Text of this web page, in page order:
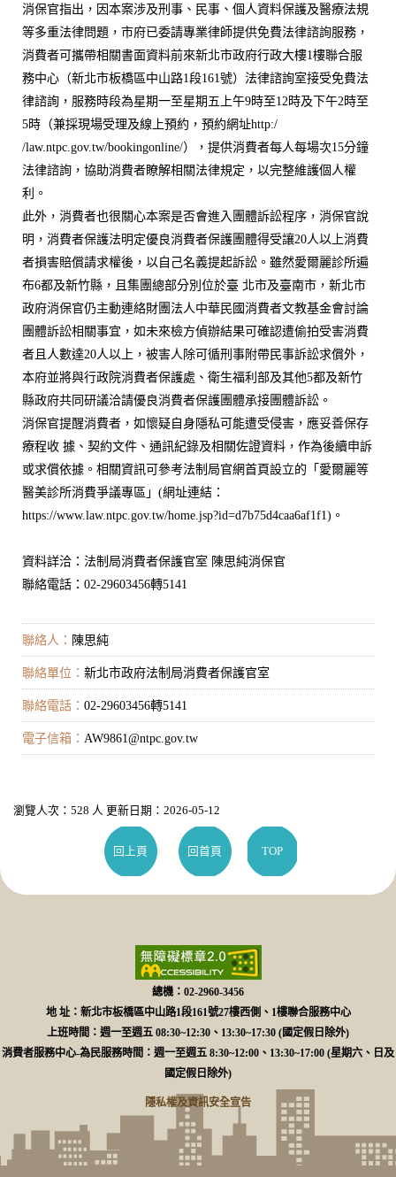
消保官指出，因本案涉及刑事、民事、個人資料保護及醫療法規
等多重法律問題，市府已委請專業律師提供免費法律諮詢服務，
消費者可攜帶相關書面資料前來新北市政府行政大樓1樓聯合服
務中心（新北市板橋區中山路1段161號）法律諮詢室接受免費法
律諮詢，服務時段為星期一至星期五上午9時至12時及下午2時至
5時（兼採現場受理及線上預約，預約網址http:/
/law.ntpc.gov.tw/bookingonline/），提供消費者每人每場次15分鐘
法律諮詢，協助消費者瞭解相關法律規定，以完整維護個人權
利。
此外，消費者也很關心本案是否會進入團體訴訟程序，消保官說
明，消費者保護法明定優良消費者保護團體得受讓20人以上消費
者損害賠償請求權後，以自己名義提起訴訟。雖然愛爾麗診所遍
布6都及新竹縣，且集團總部分別位於臺 北市及臺南市，新北市
政府消保官仍主動連絡財團法人中華民國消費者文教基金會討論
團體訴訟相關事宜，如未來檢方偵辦結果可確認遭偷拍受害消費
者且人數達20人以上，被害人除可循刑事附帶民事訴訟求償外，
本府並將與行政院消費者保護處、衛生福利部及其他5都及新竹
縣政府共同研議洽請優良消費者保護團體承接團體訴訟。
消保官提醒消費者，如懷疑自身隱私可能遭受侵害，應妥善保存
療程收 據、契約文件、通訊紀錄及相關佐證資料，作為後續申訴
或求償依據。相關資訊可參考法制局官網首頁設立的「愛爾麗等
醫美診所消費爭議專區」(網址連結：
https://www.law.ntpc.gov.tw/home.jsp?id=d7b75d4caa6af1f1)。
資料詳洽：法制局消費者保護官室 陳思純消保官
聯絡電話：02-29603456轉5141
聯絡人： 陳思純
聯絡單位： 新北市政府法制局消費者保護官室
聯絡電話： 02-29603456轉5141
電子信箱： AW9861@ntpc.gov.tw
瀏覽人次：528 人 更新日期：2026-05-12
回上頁 回首頁 TOP
總機：02-2960-3456
地 址：新北市板橋區中山路1段161號27樓西側、1樓聯合服務中心
上班時間：週一至週五 08:30~12:30、13:30~17:30 (國定假日除外)
消費者服務中心-為民服務時間：週一至週五 8:30~12:00、13:30~17:00 (星期六、日及
國定假日除外)
隱私權及資訊安全宣告